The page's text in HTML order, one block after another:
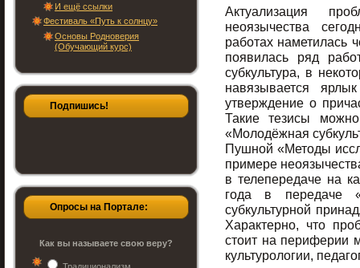
И ещё ссылки
Фестиваль «Путь к солнцу»
Основы Родноверия
(Обучающий курс)
Подпишись!
Опросы на Портале:
Как вы называете свою веру?
Актуализация
неоязычества
работах наметилась
появилась ряд
субкультура, в
навязывается
утверждение о
Такие тезисы
«Молодёжная
Пушной «Методы
примере
в телепередаче на
года в передаче
субкультурной
Характерно, что
стоит на периферии
культурологии,